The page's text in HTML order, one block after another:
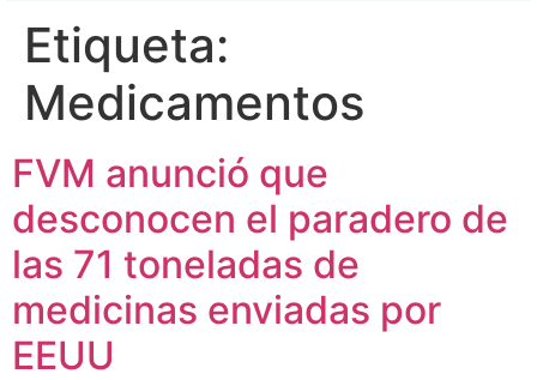
Etiqueta:
Medicamentos
FVM anunció que
desconocen el paradero de
las 71 toneladas de
medicinas enviadas por
EEUU